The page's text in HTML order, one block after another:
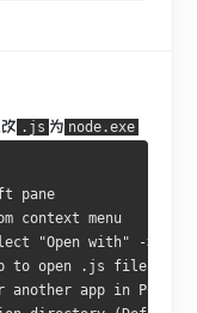
.js 为 node.exe
pane
context menu
"Open with" ->
to open .js file"
app in PC"